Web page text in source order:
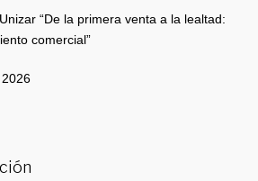
“De la primera venta a la lealtad:
comercial”
2026